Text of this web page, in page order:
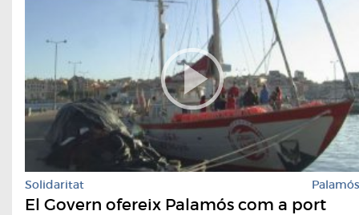
Solidaritat Palamós
El Govern ofereix Palamós com a port